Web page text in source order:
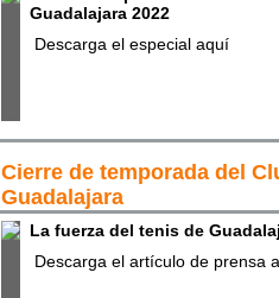
Guadalajara 2022
Descarga el especial aquí
Cierre de temporada del
Guadalajara
La fuerza del tenis de
Descarga el artículo de prensa